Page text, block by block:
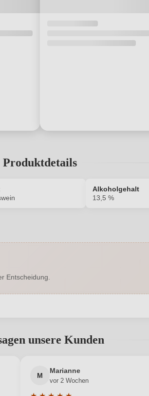
Produktdetails
Alkoholgehalt
13,5 %
Rebsorte
Entscheidung.
unsere Kunden
M
Marianne
vor 2 Wochen